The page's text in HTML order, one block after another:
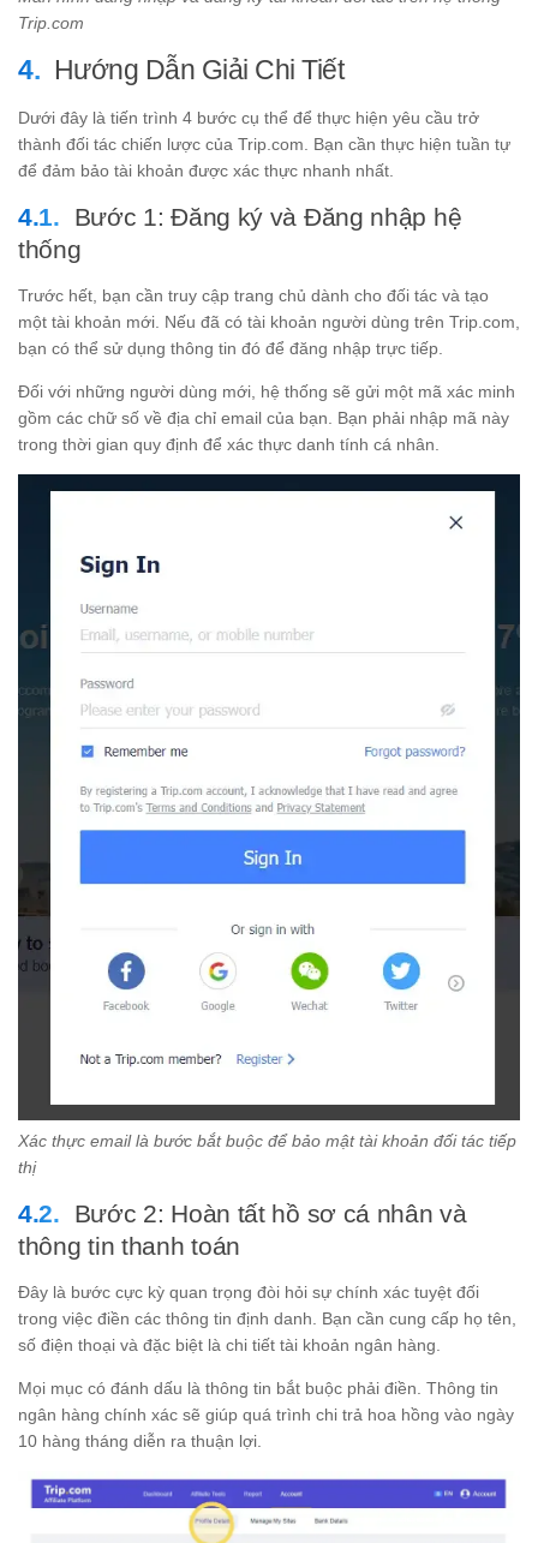
Trip.com
Hướng Dẫn Giải Chi Tiết
Dưới đây là tiến trình 4 bước cụ thể để thực hiện yêu cầu trở
thành đối tác chiến lược của Trip.com. Bạn cần thực hiện tuần tự
để đảm bảo tài khoản được xác thực nhanh nhất.
Bước 1: Đăng ký và Đăng nhập hệ
thống
Trước hết, bạn cần truy cập trang chủ dành cho đối tác và tạo
một tài khoản mới. Nếu đã có tài khoản người dùng trên Trip.com,
bạn có thể sử dụng thông tin đó để đăng nhập trực tiếp.
Đối với những người dùng mới, hệ thống sẽ gửi một mã xác minh
gồm các chữ số về địa chỉ email của bạn. Bạn phải nhập mã này
trong thời gian quy định để xác thực danh tính cá nhân.
Xác thực email là bước bắt buộc để bảo mật tài khoản đối tác tiếp
thị
Bước 2: Hoàn tất hồ sơ cá nhân và
thông tin thanh toán
Đây là bước cực kỳ quan trọng đòi hỏi sự chính xác tuyệt đối
trong việc điền các thông tin định danh. Bạn cần cung cấp họ tên,
số điện thoại và đặc biệt là chi tiết tài khoản ngân hàng.
Mọi mục có đánh dấu là thông tin bắt buộc phải điền. Thông tin
ngân hàng chính xác sẽ giúp quá trình chi trả hoa hồng vào ngày
10 hàng tháng diễn ra thuận lợi.